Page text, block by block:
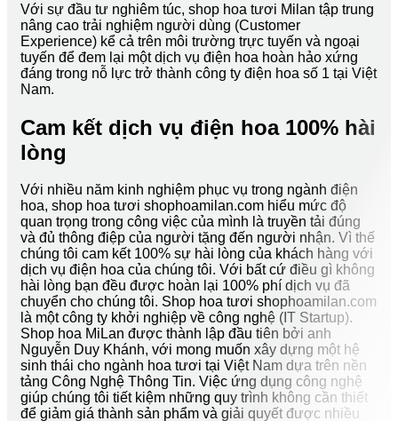
Với sự đầu tư nghiêm túc, shop hoa tươi Milan tập trung
nâng cao trải nghiệm người dùng (Customer
Experience) kể cả trên môi trường trực tuyến và ngoại
tuyến để đem lại một dịch vụ điện hoa hoàn hảo xứng
đáng trong nỗ lực trở thành công ty điện hoa số 1 tại Việt
Nam.
Cam kết dịch vụ điện hoa 100% hài
lòng
Với nhiều năm kinh nghiệm phục vụ trong ngành điện
hoa, shop hoa tươi shophoamilan.com hiểu mức độ
quan trọng trong công việc của mình là truyền tải đúng
và đủ thông điệp của người tặng đến người nhận. Vì thế
chúng tôi cam kết 100% sự hài lòng của khách hàng với
dịch vụ điện hoa của chúng tôi. Với bất cứ điều gì không
hài lòng bạn đều được hoàn lại 100% phí dịch vụ đã
chuyển cho chúng tôi. Shop hoa tươi shophoamilan.com
là một công ty khởi nghiệp về công nghệ (IT Startup).
Shop hoa MiLan được thành lập đầu tiên bởi anh
Nguyễn Duy Khánh, với mong muốn xây dựng một hệ
sinh thái cho ngành hoa tươi tại Việt Nam dựa trên nền
tảng Công Nghệ Thông Tin. Việc ứng dụng công nghệ
giúp chúng tôi tiết kiệm những quy trình không cần thiết
để giảm giá thành sản phẩm và giải quyết được nhiều